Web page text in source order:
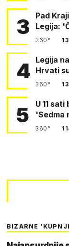
3
Pad
Legija:
360°
4 Legija
Hrvati
360°
5
U 11 sati bili su pred
'Sedma
360°
BIZARNE